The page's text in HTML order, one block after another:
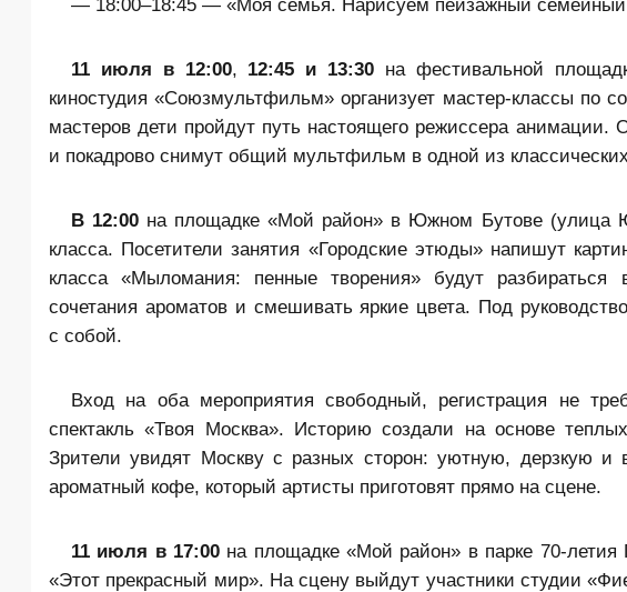
11 июля в 12:00, 12:45 и 13:30 на фестивальной
киностудия «Союзмультфильм» организует мастер-классы по
мастеров дети пройдут путь настоящего режиссера
и покадрово снимут общий мультфильм в одной из
В 12:00 на площадке «Мой район» в Южном Бутове (улица
класса. Посетители занятия «Городские этюды» напишут
класса «Мыломания: пенные творения» будут
сочетания ароматов и смешивать яркие цвета. Под
с собой.
Вход на оба мероприятия свободный, регистрация не
спектакль «Твоя Москва». Историю создали на основе
Зрители увидят Москву с разных сторон: уютную, дерзкую и
ароматный кофе, который артисты приготовят прямо на сцене.
11 июля в 17:00 на площадке «Мой район» в парке 70-
«Этот прекрасный мир». На сцену выйдут участники студии